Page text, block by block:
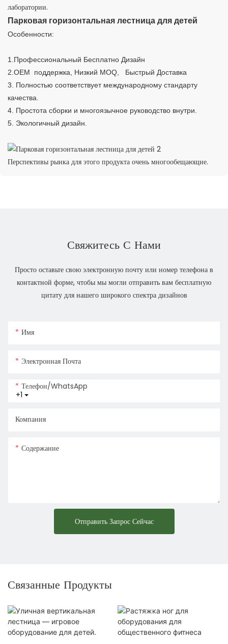
лаборатории.
Парковая горизонтальная лестница для детей
Особенности:
1.Профессиональный Бесплатно Дизайн
2.OEM поддержка, Низкий MOQ, Быстрый Доставка
3. Полностью соответствует международному стандарту
качества.
4. Простота сборки и многоязычное руководство внутри.
5. Экологичный дизайн.
Перспективы рынка для этого продукта очень многообещающие.
Свяжитесь С Нами
Просто оставьте свою электронную почту или номер телефона в
контактной форме, чтобы мы могли отправить вам бесплатную
цитату для нашего широкого спектра дизайнов
Имя
Электронная Почта
+1
Телефон/WhatsApp
Компания
Содержание
Отправить Запрос Сейчас
Связанные Продукты